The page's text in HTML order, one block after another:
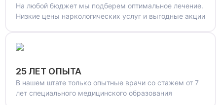
На любой бюджет мы подберем оптимальное лечение.
Низкие цены наркологических услуг и выгодные акции
25 ЛЕТ ОПЫТА
В нашем штате только опытные врачи со стажем от 7
лет специального медицинского образования